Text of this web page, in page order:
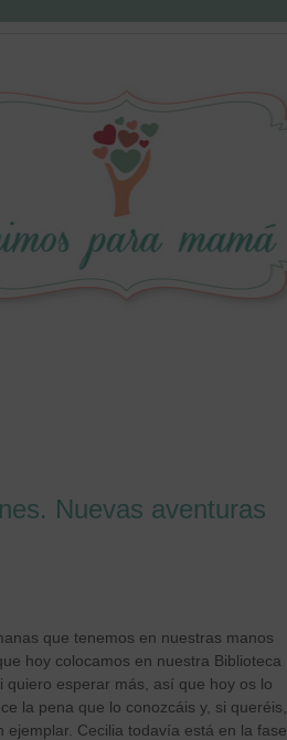
Nuevas aventuras
que tenemos en nuestras manos
hoy colocamos en nuestra Biblioteca
quiero esperar más, así que hoy os lo
la pena que lo conozcáis y, si queréis,
ejemplar. Cecilia todavía está en la fase